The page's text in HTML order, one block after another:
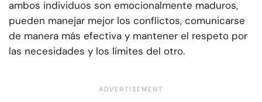
ambos individuos son emocionalmente maduros,
pueden manejar mejor los conflictos, comunicarse
de manera más efectiva y mantener el respeto por
las necesidades y los límites del otro.